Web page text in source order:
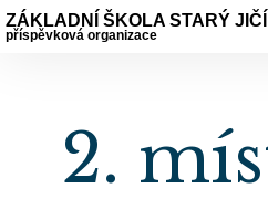
ZÁKLADNÍ ŠKOLA STARÝ
příspěvková organizace
2.